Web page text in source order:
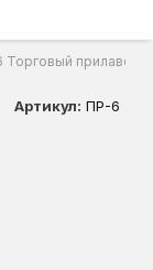
Торговый прилавок
Артикул: ПР-6